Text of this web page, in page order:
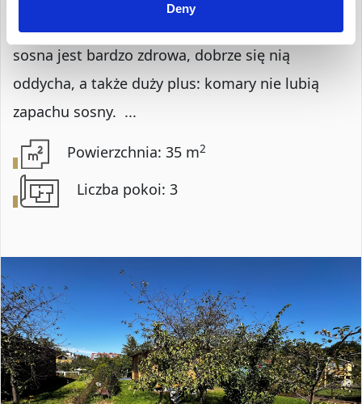
Deny
sosny (grubość deski 46 mm). Jak wiadomo
sosna jest bardzo zdrowa, dobrze się nią
oddycha, a także duży plus: komary nie lubią
zapachu sosny. ...
Powierzchnia: 35 m2
Liczba pokoi: 3